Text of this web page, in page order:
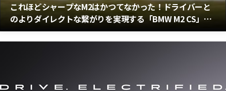
これほどシャープなM2はかつてなかった！ドライバーと
のよりダイレクトな繋がりを実現する「BMW M2 CS」の
魅力とは？